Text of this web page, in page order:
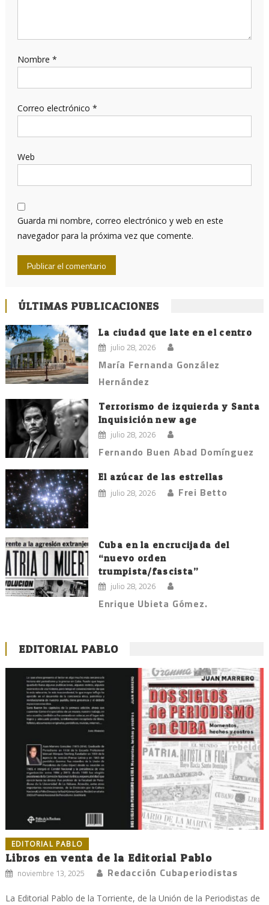
Nombre *
Correo electrónico *
Web
Guarda mi nombre, correo electrónico y web en este
navegador para la próxima vez que comente.
ÚLTIMAS PUBLICACIONES
La ciudad que late en el centro
julio 28, 2026
María Fernanda González
Hernández
Terrorismo de izquierda y Santa
Inquisición new age
julio 28, 2026
Fernando Buen Abad Domínguez
El azúcar de las estrellas
julio 28, 2026 Frei Betto
Cuba en la encrucijada del
“nuevo orden
trumpista/fascista”
julio 28, 2026
Enrique Ubieta Gómez.
EDITORIAL PABLO
EDITORIAL PABLO
Libros en venta de la Editorial Pablo
noviembre 13, 2025 Redacción Cubaperiodistas
La Editorial Pablo de la Torriente, de la Unión de la Periodistas de